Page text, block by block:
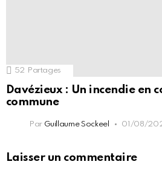
52 Partages
Davézieux : Un incendie en
commune
Par Guillaume Sockeel 01/08/
Laisser un commentaire